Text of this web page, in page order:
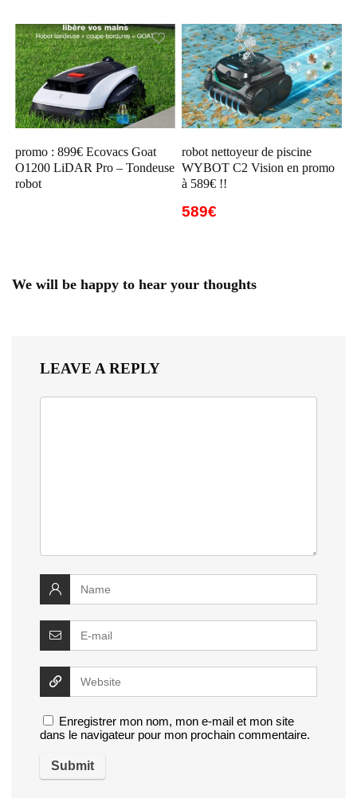
promo : 899€ Ecovacs Goat
O1200 LiDAR Pro – Tondeuse
robot
robot nettoyeur de piscine
WYBOT C2 Vision en promo
à 589€ !!
589€
We will be happy to hear your thoughts
LEAVE A REPLY
Enregistrer mon nom, mon e-mail et mon site
dans le navigateur pour mon prochain commentaire.